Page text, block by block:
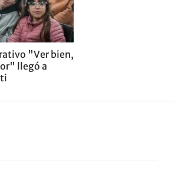
"Ver bien,
llegó a